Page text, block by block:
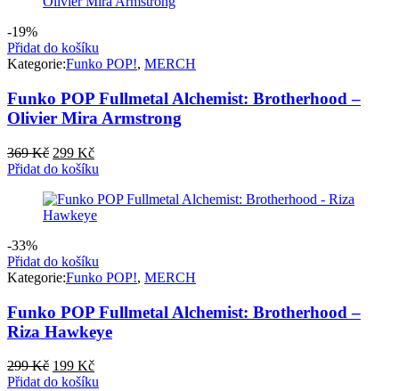
-19%
Přidat do košíku
Kategorie:Funko POP!, MERCH
Funko POP Fullmetal Alchemist: Brotherhood –
Olivier Mira Armstrong
369Kč Původní
cena
369 Kč.
299 KčAktuální
cena
299 Kč.
Přidat do košíku
-33%
Přidat do košíku
Kategorie:Funko POP!, MERCH
Funko POP Fullmetal Alchemist: Brotherhood –
Riza Hawkeye
299Kč Původní
cena
199 KčAktuální
cena
Přidat do košíku